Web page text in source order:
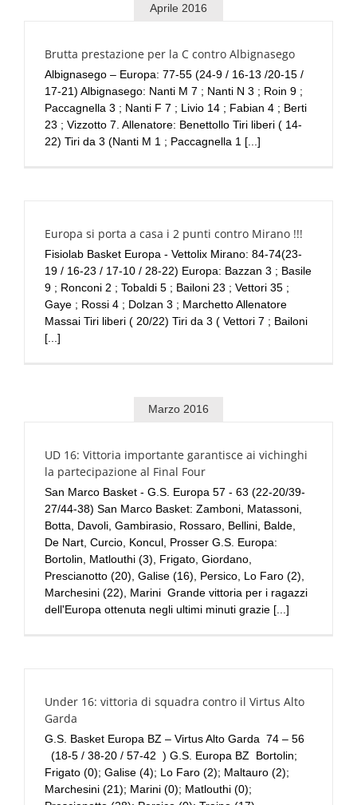
Aprile 2016
Brutta prestazione per la C contro Albignasego
Albignasego – Europa: 77-55 (24-9 / 16-13 /20-15 /
17-21) Albignasego: Nanti M 7 ; Nanti N 3 ; Roin 9 ;
Paccagnella 3 ; Nanti F 7 ; Livio 14 ; Fabian 4 ; Berti
23 ; Vizzotto 7. Allenatore: Benettollo Tiri liberi ( 14-
22) Tiri da 3 (Nanti M 1 ; Paccagnella 1 [...]
Europa si porta a casa i 2 punti contro Mirano !!!
Fisiolab Basket Europa - Vettolix Mirano: 84-74(23-
19 / 16-23 / 17-10 / 28-22) Europa: Bazzan 3 ; Basile
9 ; Ronconi 2 ; Tobaldi 5 ; Bailoni 23 ; Vettori 35 ;
Gaye ; Rossi 4 ; Dolzan 3 ; Marchetto Allenatore
Massai Tiri liberi ( 20/22) Tiri da 3 ( Vettori 7 ; Bailoni
[...]
Marzo 2016
UD 16: Vittoria importante garantisce ai vichinghi
la partecipazione al Final Four
San Marco Basket - G.S. Europa 57 - 63 (22-20/39-
27/44-38) San Marco Basket: Zamboni, Matassoni,
Botta, Davoli, Gambirasio, Rossaro, Bellini, Balde,
De Nart, Curcio, Koncul, Prosser G.S. Europa:
Bortolin, Matlouthi (3), Frigato, Giordano,
Prescianotto (20), Galise (16), Persico, Lo Faro (2),
Marchesini (22), Marini Grande vittoria per i ragazzi
dell'Europa ottenuta negli ultimi minuti grazie [...]
Under 16: vittoria di squadra contro il Virtus Alto
Garda
G.S. Basket Europa BZ – Virtus Alto Garda 74 – 56
(18-5 / 38-20 / 57-42 ) G.S. Europa BZ Bortolin;
Frigato (0); Galise (4); Lo Faro (2); Maltauro (2);
Marchesini (21); Marini (0); Matlouthi (0);